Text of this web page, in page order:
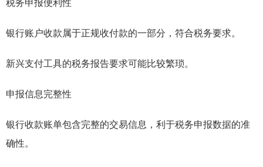
税务申报便利性
银行账户收款属于正规收付款的一部分，符合税务要求。
新兴支付工具的税务报告要求可能比较繁琐。
申报信息完整性
银行收款账单包含完整的交易信息，利于税务申报数据的准
确性。